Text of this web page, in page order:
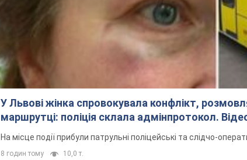
У Львові жінка спровокувала конфлікт,
маршрутці: поліція склала адмінпротокол.
На місце події прибули патрульні поліцейські та слідчо-
8 годин тому 10,0 т.